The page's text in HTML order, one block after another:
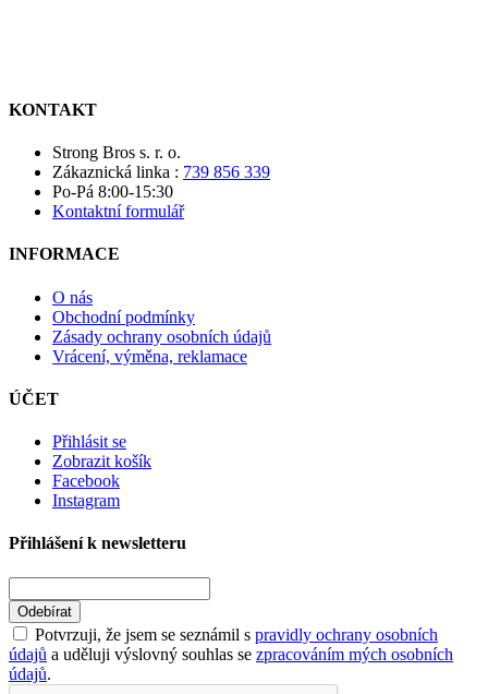
KONTAKT
Strong Bros s. r. o.
Zákaznická linka : 739 856 339
Po-Pá 8:00-15:30
Kontaktní formulář
INFORMACE
O nás
Obchodní podmínky
Zásady ochrany osobních údajů
Vrácení, výměna, reklamace
ÚČET
Přihlásit se
Zobrazit košík
Facebook
Instagram
Přihlášení k newsletteru
Odebírat
Potvrzuji, že jsem se seznámil s pravidly ochrany osobních
údajů a uděluji výslovný souhlas se zpracováním mých osobních
údajů.